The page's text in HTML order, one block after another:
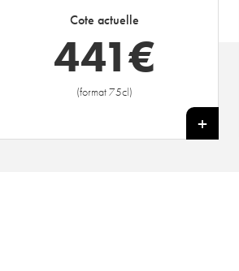
Cote actuelle
441€
(format 75cl)
+